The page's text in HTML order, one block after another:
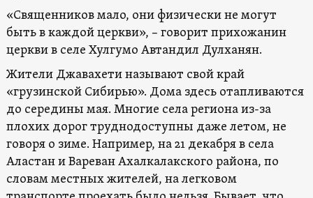
«Священников мало, они физически не могут
быть в каждой церкви», – говорит прихожанин
церкви в селе Хулгумо Автандил Дулханян.
Жители Джавахети называют свой край
«грузинской Сибирью». Дома здесь отапливаются
до середины мая. Многие села региона из-за
плохих дорог труднодоступны даже летом, не
говоря о зиме. Например, на 21 декабря в села
Аластан и Вареван Ахалкалакского района, по
словам местных жителей, на легковом